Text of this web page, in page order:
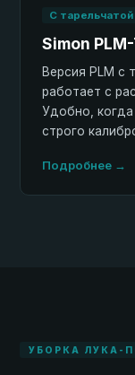
С
Simon
Версия PLM с
работает с
Удобно, когда
строго
Подробнее →
УБОРКА ЛУКА-